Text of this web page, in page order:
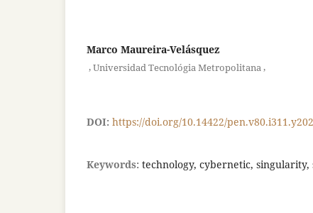
Marco Maureira-Velásquez
,Universidad Tecnológia Metropolitana,
DOI: https://doi.org/10.14422/
Keywords: technology, cybernetic,